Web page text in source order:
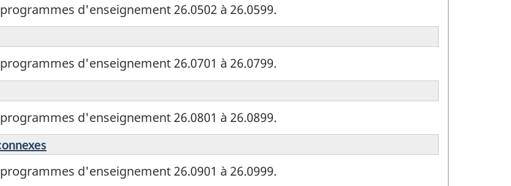
d'enseignement 26.0502 à 26.0599.
d'enseignement 26.0701 à 26.0799.
d'enseignement 26.0801 à 26.0899.
d'enseignement 26.0901 à 26.0999.